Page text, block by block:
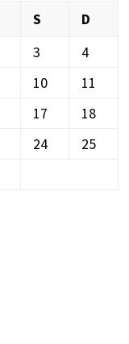
S
D
3
4
10
11
17
18
24
25